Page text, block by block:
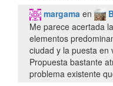
margama en
Me parece acertada
elementos
ciudad y la puesta en
Propuesta bastante
problema existente